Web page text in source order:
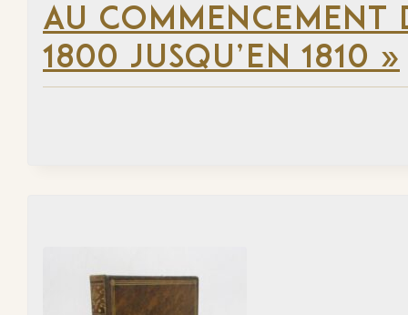
AU COMMENCEMENT
1800 JUSQU’EN 1810 »